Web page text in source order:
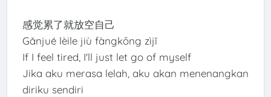
感觉累了就放空自己
Gǎnjué lèile jiù fàngkōng zìjǐ
If I feel tired, I'll just let go of myself
Jika aku merasa lelah, aku akan menenangkan
diriku sendiri